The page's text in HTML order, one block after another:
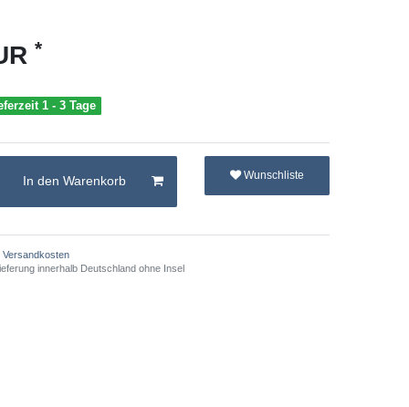
*
1 - 3 Tage
In den Warenkorb Wunschliste
Versandkosten
innerhalb Deutschland ohne Insel